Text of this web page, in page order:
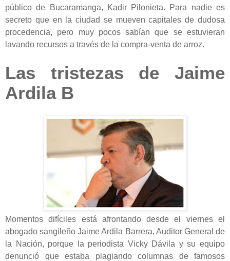
público de Bucaramanga, Kadir Pilonieta. Para nadie es
secreto que en la ciudad se mueven capitales de dudosa
procedencia, pero muy pocos sabían que se estuvieran
lavando recursos a través de la compra-venta de arroz.
Las tristezas de Jaime
Ardila B
Momentos difíciles está afrontando desde el viernes el
abogado sangileño Jaime Ardila Barrera, Auditor General de
la Nación, porque la periodista Vicky Dávila y su equipo
denunció que estaba plagiando columnas de famosos